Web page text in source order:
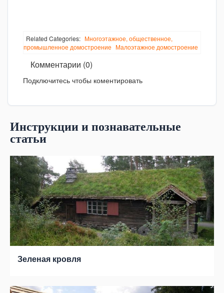
Related Categories: Многоэтажное, общественное,
промышленное домостроение Малоэтажное домостроение
Комментарии (0)
Подключитесь чтобы коментировать
Инструкции и познавательные
статьи
Зеленая кровля